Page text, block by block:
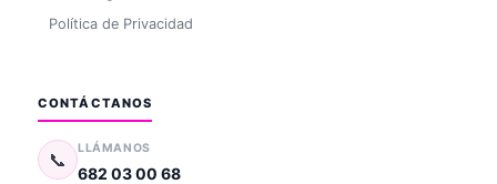
Política de Privacidad
CONTÁCTANOS
📞
LLÁMANOS
682 03 00 68